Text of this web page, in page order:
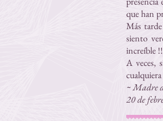
que han
Más
siento
increíble
A veces,
~ Madre
20 de